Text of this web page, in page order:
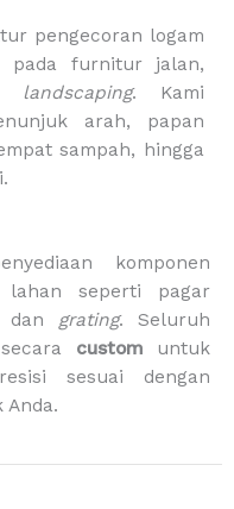
p
p
i
n
g
-
pengecoran logam
pada furnitur jalan,
landscaping. Kami
arah, papan
sampah, hingga
komponen
lahan seperti pagar
dan grating. Seluruh
custom untuk
sesuai dengan